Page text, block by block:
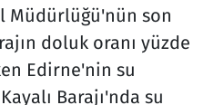
Müdürlüğü'nün son
doluk oranı yüzde
Edirne'nin su
Barajı'nda su